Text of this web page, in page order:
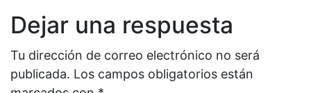
Dejar una respuesta
Tu dirección de correo electrónico no será
publicada. Los campos obligatorios están